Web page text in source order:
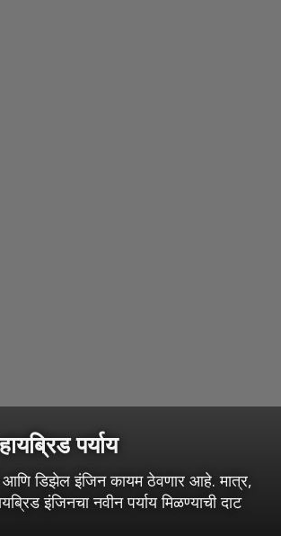
पर्याय
डिझेल इंजिन कायम ठेवणार आहे. मात्र,
इंजिनचा नवीन पर्याय मिळण्याची दाट